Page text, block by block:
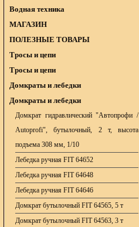
Водная техника
МАГАЗИН
ПОЛЕЗНЫЕ ТОВАРЫ
Тросы и цепи
Тросы и цепи
Домкраты и лебедки
Домкраты и лебедки
Домкрат гидравлический "Автопрофи /
Autoprofi", бутылочный, 2 т, высота
подъема 308 мм, 1/10
Лебедка ручная FIT 64652
Лебедка ручная FIT 64648
Лебедка ручная FIT 64646
Домкрат бутылочный FIT 64565, 5 т
Домкрат бутылочный FIT 64563, 3 т